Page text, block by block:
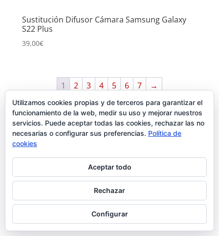
Sustitución Difusor Cámara Samsung Galaxy
S22 Plus
39,00€
1 2 3 4 5 6 7 →
Carrito
Utilizamos cookies propias y de terceros para garantizar el
funcionamiento de la web, medir su uso y mejorar nuestros
servicios. Puede aceptar todas las cookies, rechazar las no
necesarias o configurar sus preferencias. Política de
cookies
Aceptar todo
Rechazar
Configurar